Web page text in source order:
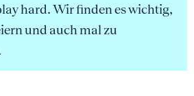
hard. Wir finden es wichtig,
und auch mal zu